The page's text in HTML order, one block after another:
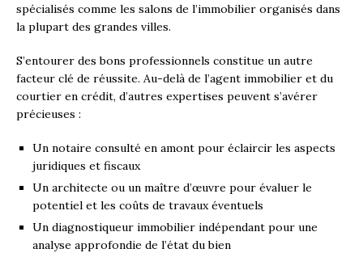
spécialisés comme les salons de l’immobilier organisés dans
la plupart des grandes villes.
S’entourer des bons professionnels constitue un autre
facteur clé de réussite. Au-delà de l’agent immobilier et du
courtier en crédit, d’autres expertises peuvent s’avérer
précieuses :
Un notaire consulté en amont pour éclaircir les aspects
juridiques et fiscaux
Un architecte ou un maître d’œuvre pour évaluer le
potentiel et les coûts de travaux éventuels
Un diagnostiqueur immobilier indépendant pour une
analyse approfondie de l’état du bien